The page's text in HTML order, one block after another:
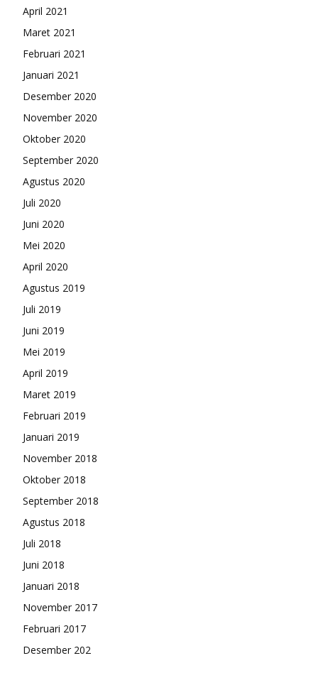
April 2021
Maret 2021
Februari 2021
Januari 2021
Desember 2020
November 2020
Oktober 2020
September 2020
Agustus 2020
Juli 2020
Juni 2020
Mei 2020
April 2020
Agustus 2019
Juli 2019
Juni 2019
Mei 2019
April 2019
Maret 2019
Februari 2019
Januari 2019
November 2018
Oktober 2018
September 2018
Agustus 2018
Juli 2018
Juni 2018
Januari 2018
November 2017
Februari 2017
Desember 202